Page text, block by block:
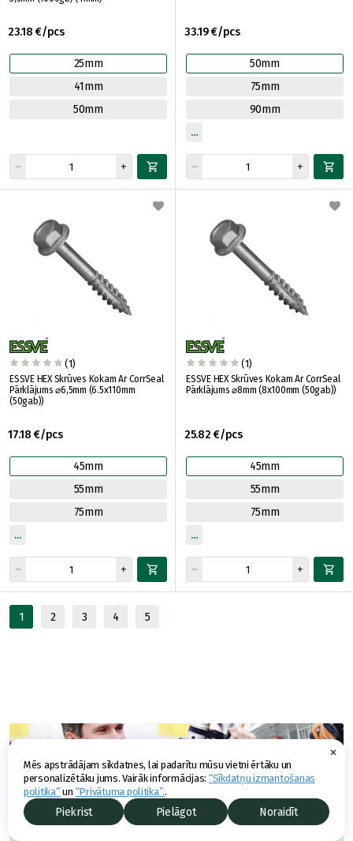
×
Mēs apstrādājam sīkdatnes, lai padarītu mūsu vietni ērtāku un
personalizētāku jums. Vairāk informācijas: “Sīkdatņu izmantošanas
politika” un “Privātuma politika”..
Piekrist Pielāgot Noraidīt
23.18 €/pcs
25mm
41mm
50mm
33.19 €/pcs
50mm
75mm
90mm
(1)
ESSVE HEX Skrūves Kokam Ar CorrSeal
Pārklājums ⌀6,5mm (6.5x110mm
(50gab))
17.18 €/pcs
45mm
55mm
75mm
(1)
ESSVE HEX Skrūves Kokam Ar CorrSeal
Pārklājums ⌀8mm (8x100mm (50gab))
25.82 €/pcs
45mm
55mm
75mm
1 2 3 4 5